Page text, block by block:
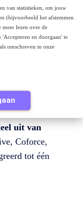
van statistieken, om jouw
(bijvoorbeeld het afstemmen
lezen over de
en doorgaan' te
omschreven in onze
omdat je van
naar Easy
of
uit van
Coforce,
tot één